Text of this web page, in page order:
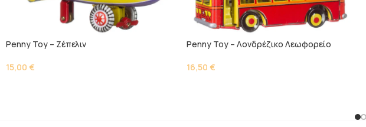
Penny Toy – Ζέπελιν
15,00 €
Penny Toy – Λονδρέζικο Λεωφορείο
16,50 €